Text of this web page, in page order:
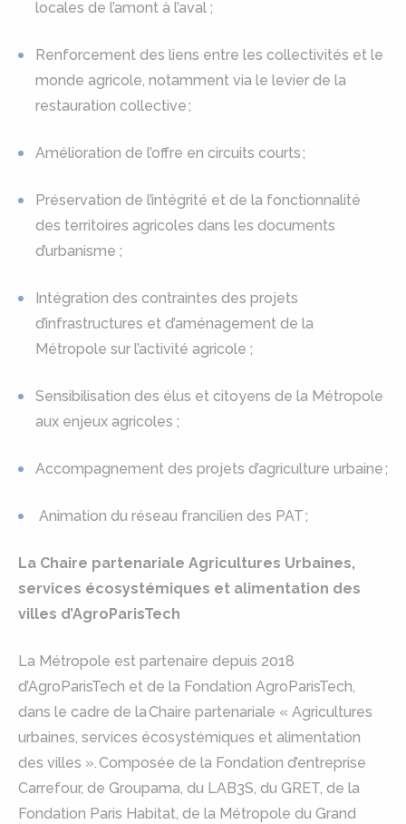
locales de l’amont à l’aval ;
Renforcement des liens entre les collectivités et le
monde agricole, notamment via le levier de la
restauration collective ;
Amélioration de l’offre en circuits courts ;
Préservation de l’intégrité et de la fonctionnalité
des territoires agricoles dans les documents
d’urbanisme ;
Intégration des contraintes des projets
d’infrastructures et d’aménagement de la
Métropole sur l’activité agricole ;
Sensibilisation des élus et citoyens de la Métropole
aux enjeux agricoles ;
Accompagnement des projets d’agriculture urbaine ;
Animation du réseau francilien des PAT ;
La Chaire partenariale Agricultures Urbaines,
services écosystémiques et alimentation des
villes d’AgroParisTech
La Métropole est partenaire depuis 2018
d’AgroParisTech et de la Fondation AgroParisTech,
dans le cadre de la Chaire partenariale « Agricultures
urbaines, services écosystémiques et alimentation
des villes ». Composée de la Fondation d’entreprise
Carrefour, de Groupama, du LAB3S, du GRET, de la
Fondation Paris Habitat, de la Métropole du Grand